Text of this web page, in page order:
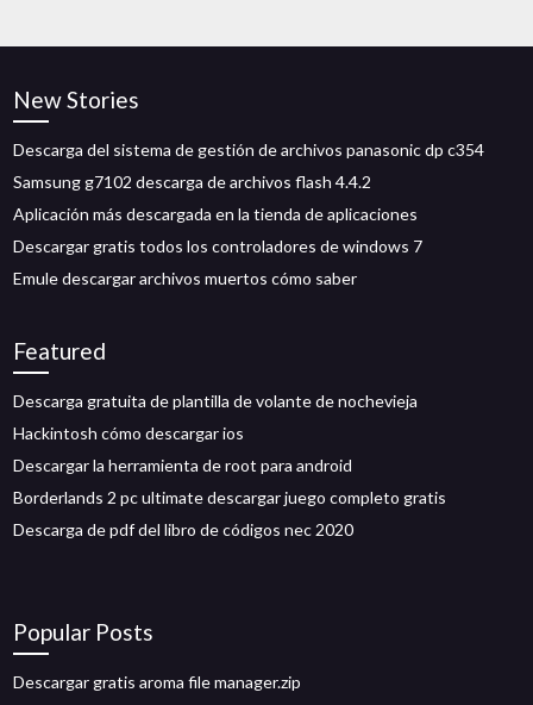
New Stories
Descarga del sistema de gestión de archivos panasonic dp c354
Samsung g7102 descarga de archivos flash 4.4.2
Aplicación más descargada en la tienda de aplicaciones
Descargar gratis todos los controladores de windows 7
Emule descargar archivos muertos cómo saber
Featured
Descarga gratuita de plantilla de volante de nochevieja
Hackintosh cómo descargar ios
Descargar la herramienta de root para android
Borderlands 2 pc ultimate descargar juego completo gratis
Descarga de pdf del libro de códigos nec 2020
Popular Posts
Descargar gratis aroma file manager.zip